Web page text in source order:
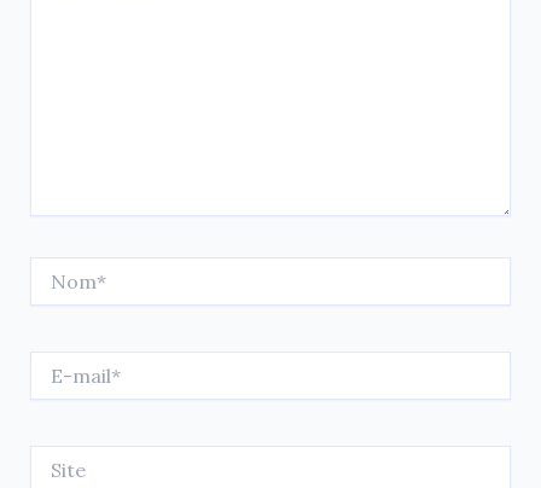
mail*